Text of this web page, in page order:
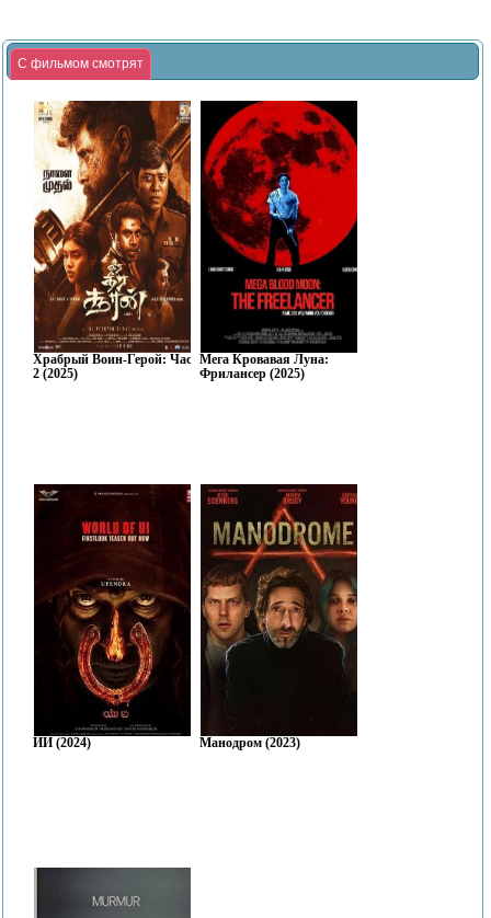
С фильмом смотрят
Храбрый Воин-Герой: Часть
2 (2025)
Мега Кровавая Луна:
Фрилансер (2025)
ИИ (2024) Манодром (2023)